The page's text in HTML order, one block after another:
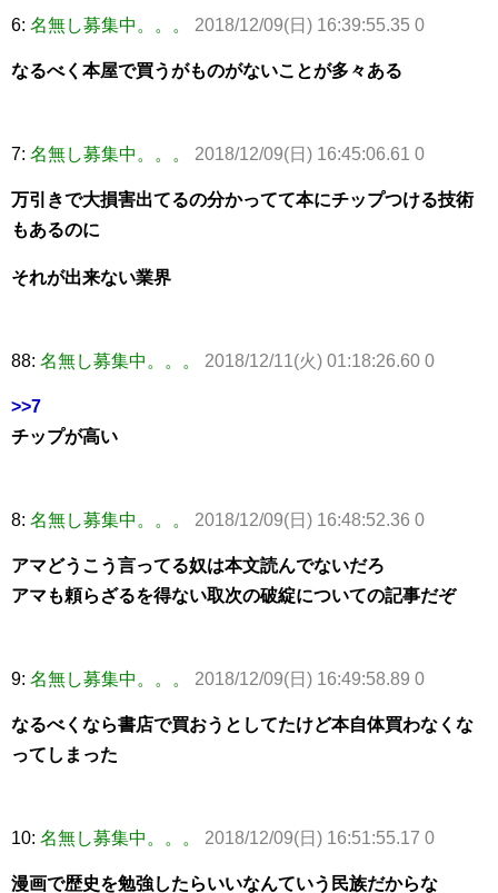
6: 名無し募集中。。。 2018/12/09(日) 16:39:55.35 0
なるべく本屋で買うがものがないことが多々ある
7: 名無し募集中。。。 2018/12/09(日) 16:45:06.61 0
万引きで大損害出てるの分かってて本にチップつける技術
もあるのに
それが出来ない業界
88: 名無し募集中。。。 2018/12/11(火) 01:18:26.60 0
>>7
チップが高い
8: 名無し募集中。。。 2018/12/09(日) 16:48:52.36 0
アマどうこう言ってる奴は本文読んでないだろ
アマも頼らざるを得ない取次の破綻についての記事だぞ
9: 名無し募集中。。。 2018/12/09(日) 16:49:58.89 0
なるべくなら書店で買おうとしてたけど本自体買わなくな
ってしまった
10: 名無し募集中。。。 2018/12/09(日) 16:51:55.17 0
漫画で歴史を勉強したらいいなんていう民族だからな